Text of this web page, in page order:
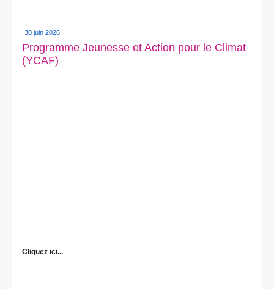
30 juin 2026
Programme Jeunesse et Action pour le Climat
(YCAF)
Cliquez ici...